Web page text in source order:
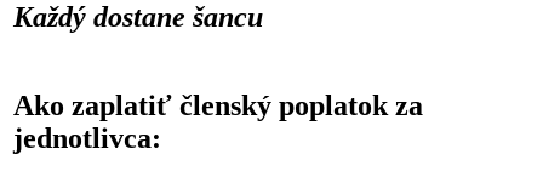
Každý dostane šancu
Ako zaplatiť členský poplatok za
jednotlivca: